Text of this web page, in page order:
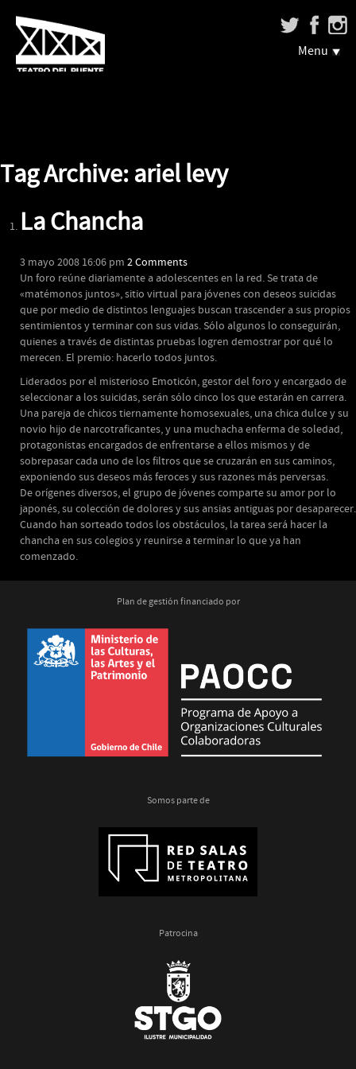
Menu
Tag Archive: ariel levy
La Chancha
3 mayo 2008 16:06 pm 2 Comments
Un foro reúne diariamente a adolescentes en la red. Se trata de
«matémonos juntos», sitio virtual para jóvenes con deseos suicidas
que por medio de distintos lenguajes buscan trascender a sus propios
sentimientos y terminar con sus vidas. Sólo algunos lo conseguirán,
quienes a través de distintas pruebas logren demostrar por qué lo
merecen. El premio: hacerlo todos juntos.
Liderados por el misterioso Emoticón, gestor del foro y encargado de
seleccionar a los suicidas, serán sólo cinco los que estarán en carrera.
Una pareja de chicos tiernamente homosexuales, una chica dulce y su
novio hijo de narcotraficantes, y una muchacha enferma de soledad,
protagonistas encargados de enfrentarse a ellos mismos y de
sobrepasar cada uno de los filtros que se cruzarán en sus caminos,
exponiendo sus deseos más feroces y sus razones más perversas.
De orígenes diversos, el grupo de jóvenes comparte su amor por lo
japonés, su colección de dolores y sus ansias antiguas por desaparecer.
Cuando han sorteado todos los obstáculos, la tarea será hacer la
chancha en sus colegios y reunirse a terminar lo que ya han
comenzado.
Plan de gestión financiado por
Somos parte de
Patrocina